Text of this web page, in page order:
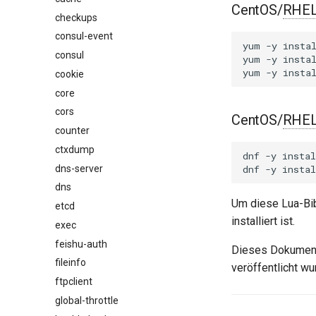
checkups
consul-event
consul
cookie
core
cors
counter
ctxdump
dns-server
dns
etcd
exec
feishu-auth
fileinfo
ftpclient
global-throttle
CentOS/
yum -y
yum -y
yum -y
CentOS/
dnf -y
dnf -y
Um diese Lua-
installiert ist.
Dieses
veröffentlicht